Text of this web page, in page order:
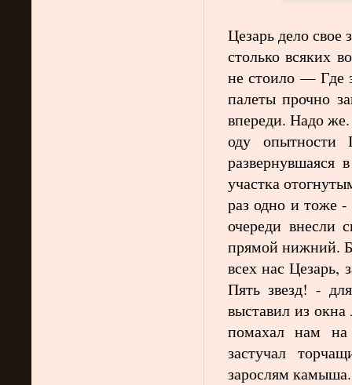
Цезарь дело свое
столько всяких
не стоило — Где
палеты прочно
впереди. Надо
оду опытности
развернувшаяся
участка
раз одно и тоже
очереди внесли
прямой нижний.
всех нас Цезарь,
Пять звезд! -
выставил из
помахал нам на
застучал
зарослям камыша.